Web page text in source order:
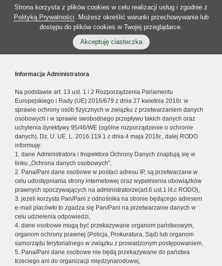
Strona korzysta z plików cookies w celu realizacji usług i zgodnie z
Polityką Prywatności. Możesz określić warunki przechowywania lub
dostępu do plików cookies w Twojej przeglądarce.
Akceptuję ciasteczka
Informacja Administratora
Na podstawie art. 13 ust. 1 i 2 Rozporządzenia Parlamentu
Europejskiego i Rady (UE) 2016/679 z dnia 27 kwietnia 2016r. w
sprawie ochrony osób fizycznych w związku z przetwarzaniem danych
osobowych i w sprawie swobodnego przepływu takich danych oraz
uchylenia dyrektywy 95/46/WE (ogólne rozporządzenie o ochronie
danych), Dz. U. UE. L. 2016.119.1 z dnia 4 maja 2016r., dalej RODO
informuję:
1. dane Administratora i Inspektora Ochrony Danych znajdują się w
linku „Ochrona danych osobowych”,
2. Pana/Pani dane osobowe w postaci adresu IP, są przetwarzane w
celu udostępniania strony internetowej oraz wypełnienia obowiązków
prawnych spoczywających na administratorze(art.6 ust.1 lit.c RODO),
3. jeżeli korzysta Pan/Pani z odnośnika na stronie będącego adresem
e-mail placówki to zgadza się Pan/Pani na przetwarzanie danych w
celu udzielenia odpowiedzi,
4. dane osobowe mogą być przekazywane organom państwowym,
organom ochrony prawnej (Policja, Prokuratura, Sąd) lub organom
samorządu terytorialnego w związku z prowadzonym postępowaniem,
5. Pana/Pani dane osobowe nie będą przekazywane do państwa
trzeciego ani do organizacji międzynarodowej,